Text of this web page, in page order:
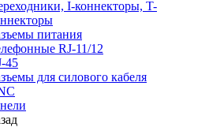
I-коннекторы, T-
питания
RJ-11/12
45
для силового кабеля